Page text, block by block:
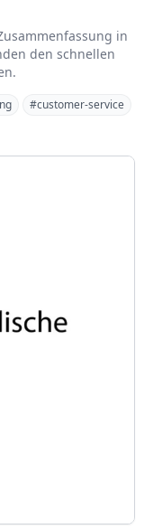
in
den schnellen
#customer-service